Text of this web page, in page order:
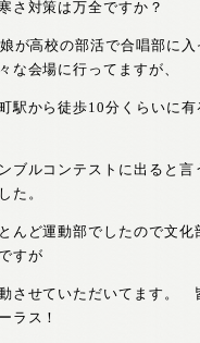
さ対策は万全ですか？
が高校の部活で合唱部に入
な会場に行ってますが、
駅から徒歩10分くらいに有
ブルコンテストに出ると言
た。
んど運動部でしたので文化
すが
させていただいてます。
ラス！